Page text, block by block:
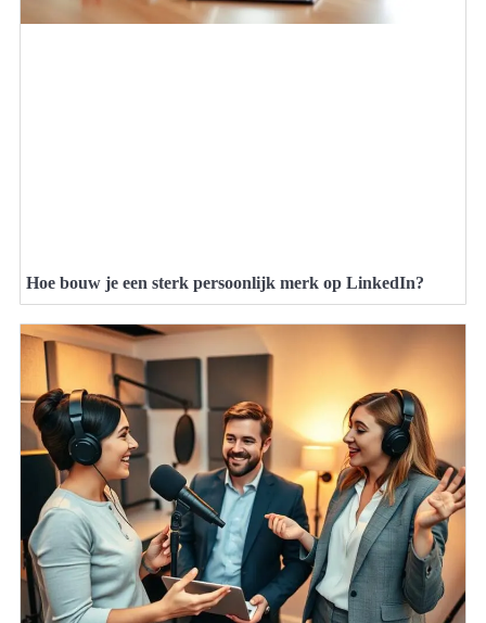
Hoe bouw je een sterk persoonlijk merk op LinkedIn?